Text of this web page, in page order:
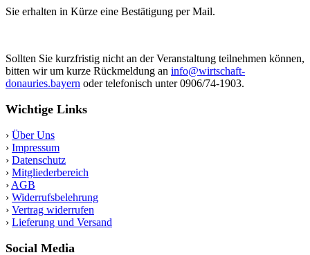
Sie erhalten in Kürze eine Bestätigung per Mail.
Sollten Sie kurzfristig nicht an der Veranstaltung teilnehmen können,
bitten wir um kurze Rückmeldung an info@wirtschaft-
donauries.bayern oder telefonisch unter 0906/74-1903.
Wichtige Links
› Über Uns
› Impressum
› Datenschutz
› Mitgliederbereich
› AGB
› Widerrufsbelehrung
› Vertrag widerrufen
› Lieferung und Versand
Social Media